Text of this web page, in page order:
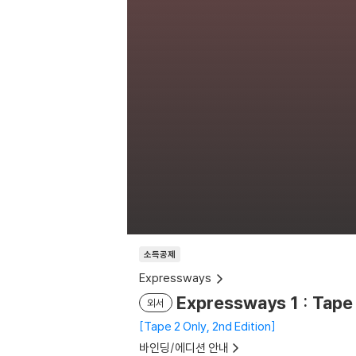
소득공제
Expressways
외서 Expressways 1 : Tape
Tape 2 Only, 2nd Edition
바인딩/에디션 안내